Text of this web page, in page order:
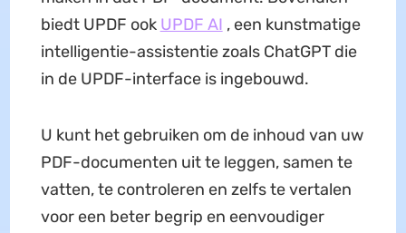
biedt UPDF ook UPDF AI , een kunstmatige
intelligentie-assistentie zoals ChatGPT die
in de UPDF-interface is ingebouwd.
U kunt het gebruiken om de inhoud van uw
PDF-documenten uit te leggen, samen te
vatten, te controleren en zelfs te vertalen
voor een beter begrip en eenvoudiger